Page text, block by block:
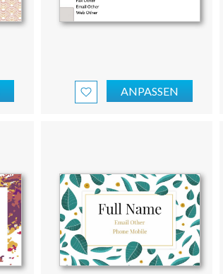
ANPASSEN